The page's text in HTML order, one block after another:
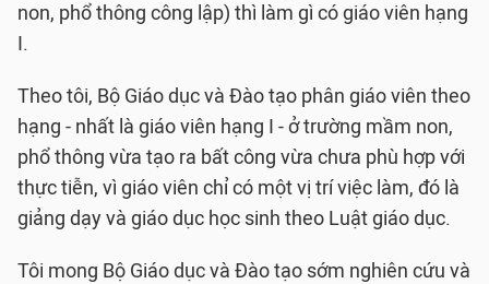
non, phổ thông công lập) thì làm gì có giáo viên hạng
I.
Theo tôi, Bộ Giáo dục và Đào tạo phân giáo viên theo
hạng - nhất là giáo viên hạng I - ở trường mầm non,
phổ thông vừa tạo ra bất công vừa chưa phù hợp với
thực tiễn, vì giáo viên chỉ có một vị trí việc làm, đó là
giảng dạy và giáo dục học sinh theo Luật giáo dục.
Tôi mong Bộ Giáo dục và Đào tạo sớm nghiên cứu và